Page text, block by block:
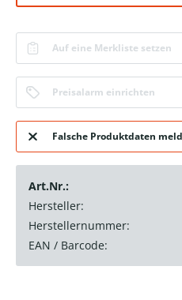
Auf eine Merkliste setzen
Preisalarm einrichten
Falsche Produktdaten
Art.Nr.:
Hersteller:
Herstellernummer:
EAN / Barcode: